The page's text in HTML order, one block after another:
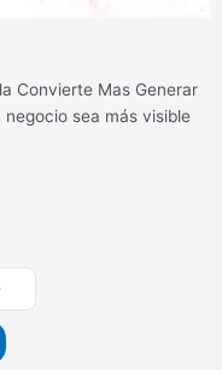
Convierte Mas Generar
sea más visible